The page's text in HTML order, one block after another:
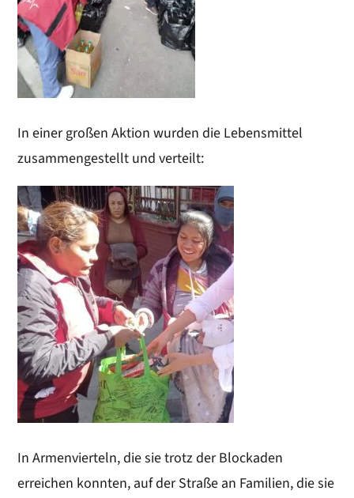
In einer großen Aktion wurden die Lebensmittel
zusammengestellt und verteilt:
In Armenvierteln, die sie trotz der Blockaden
erreichen konnten, auf der Straße an Familien, die sie